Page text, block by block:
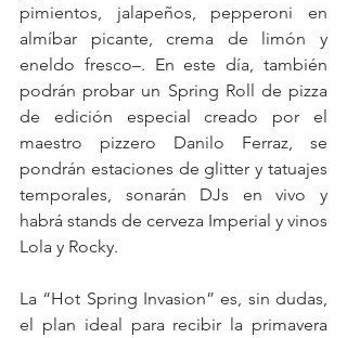
pimientos, jalapeños, pepperoni en
almíbar picante, crema de limón y
eneldo fresco–. En este día, también
podrán probar un Spring Roll de pizza
de edición especial creado por el
maestro pizzero Danilo Ferraz, se
pondrán estaciones de glitter y tatuajes
temporales, sonarán DJs en vivo y
habrá stands de cerveza Imperial y vinos
Lola y Rocky.
La “Hot Spring Invasion” es, sin dudas,
el plan ideal para recibir la primavera